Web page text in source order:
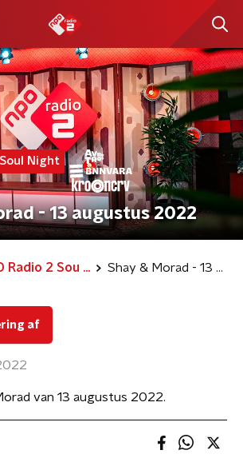
Night
- 13 augustus 2022
Radio 2 Sou ... Shay & Morad - 13 augustus 2022
af
van 13 augustus 2022.